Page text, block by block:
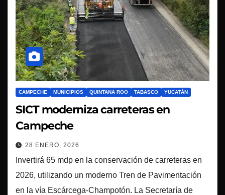
CAMPECHE MUNICIPIOS QUINTANA ROO TABASCO YUCATÁN
SICT moderniza carreteras en
Campeche
28 ENERO, 2026
Invertirá 65 mdp en la conservación de carreteras en
2026, utilizando un moderno Tren de Pavimentación
en la vía Escárcega-Champotón. La Secretaría de